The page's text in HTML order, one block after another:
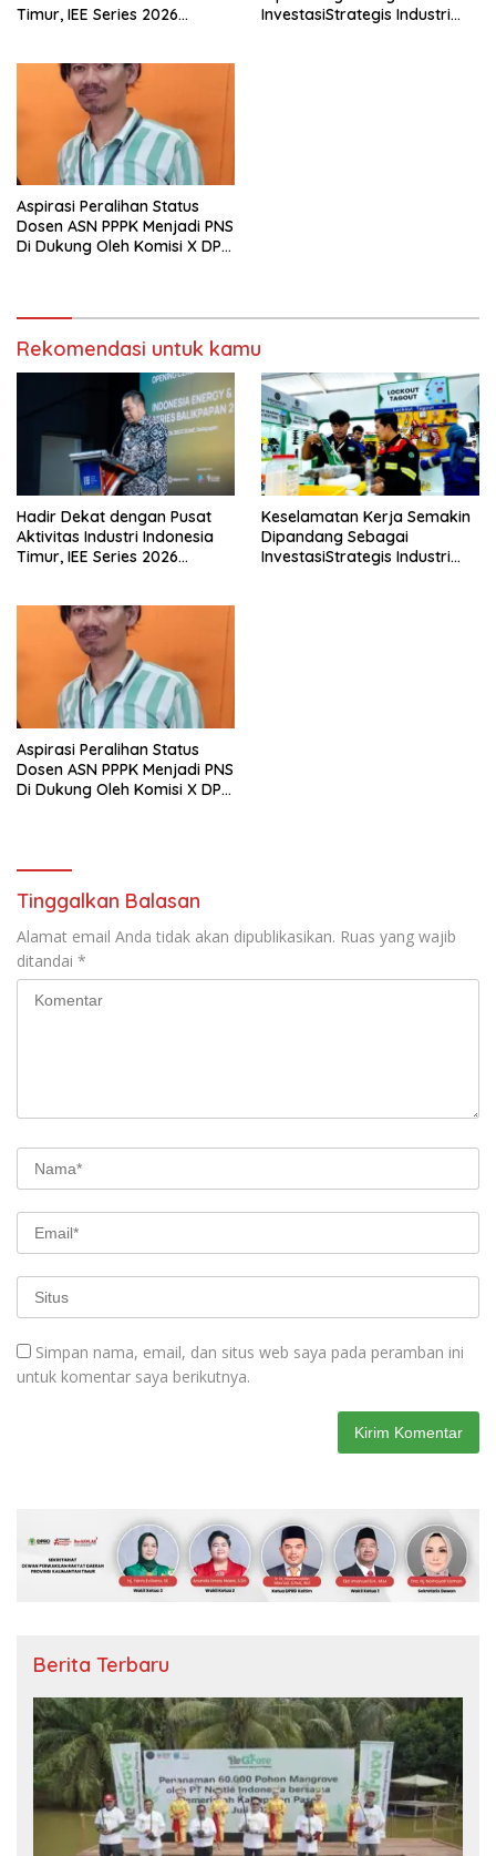
Timur, IEE Series 2026
InvestasiStrategis Industri
Aspirasi Peralihan Status
Dosen ASN PPPK Menjadi PNS
Di Dukung Oleh Komisi X DPR
Rekomendasi untuk kamu
Hadir Dekat dengan Pusat
Aktivitas Industri Indonesia
Timur, IEE Series 2026
Keselamatan Kerja Semakin
Dipandang Sebagai
InvestasiStrategis Industri
Aspirasi Peralihan Status
Dosen ASN PPPK Menjadi PNS
Di Dukung Oleh Komisi X DPR
Tinggalkan Balasan
Alamat email Anda tidak akan dipublikasikan. Ruas yang wajib
ditandai *
Simpan nama, email, dan situs web saya pada peramban ini
untuk komentar saya berikutnya.
Berita Terbaru